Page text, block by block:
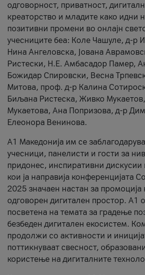
одговорност, приватност,
креаторство и младите како идни
позитивни промени во онлајн
учесниците беа: Коле Чашуле, д-р
Нина Ангеловска, Јована
Ристески, Н.Е. Амбасадор Памер,
Божидар Спировски, Весна
Митова, проф. д-р Калина
Биљана Ристеска, Живко
Мукаетова, Ана Попризова, д-р
Елеонора Венинова.
А1 Македонија им се
учесници, панелисти и гости за
придонес, инспиративни дискусии
кои ја направија конференцијата
2025 значаен настан за промоција
одговорен дигитален простор. А1
посветена на темата за градење
безбеден дигитален екосистем.
продолжи со активности и
поттикнуваат свесност,
користење на дигиталните